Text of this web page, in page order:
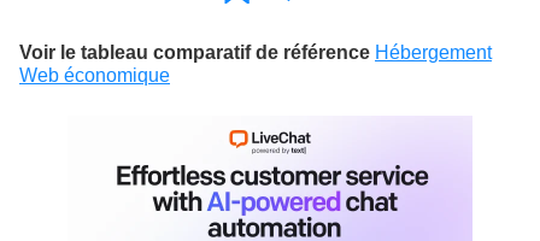
Voir le tableau comparatif de référence Hébergement
Web économique